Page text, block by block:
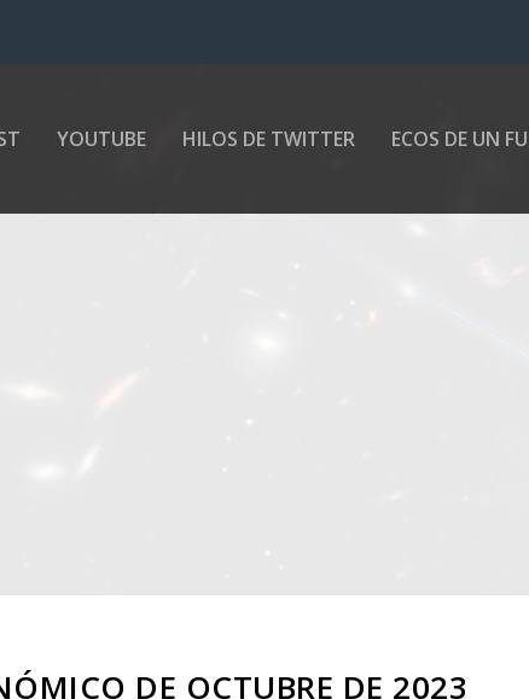
YOUTUBE HILOS DE TWITTER ECOS DE UN
DE OCTUBRE DE 2023